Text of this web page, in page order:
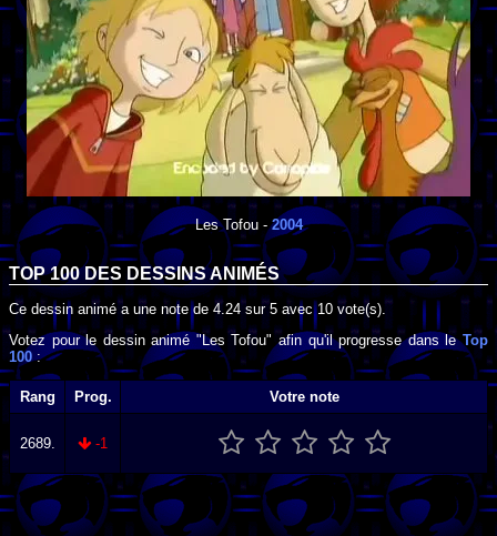
Les Tofou-2004
TOP 100 DES DESSINS ANIMÉS
Ce dessin animé a une note de 4.24sur5 avec10 vote(s).
Votez pour le dessin animé "Les Tofou" afin qu'il progresse dans leTop
100:
Rang Prog. Votre note
2689. -1